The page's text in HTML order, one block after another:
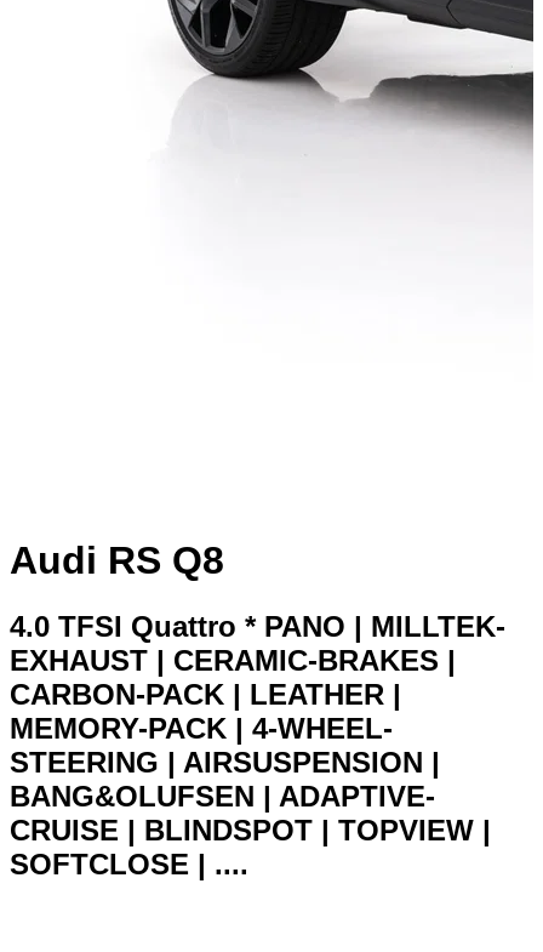
Audi RS Q8
4.0 TFSI Quattro * PANO | MILLTEK-
EXHAUST | CERAMIC-BRAKES |
CARBON-PACK | LEATHER |
MEMORY-PACK | 4-WHEEL-
STEERING | AIRSUSPENSION |
BANG&OLUFSEN | ADAPTIVE-
CRUISE | BLINDSPOT | TOPVIEW |
SOFTCLOSE | ....